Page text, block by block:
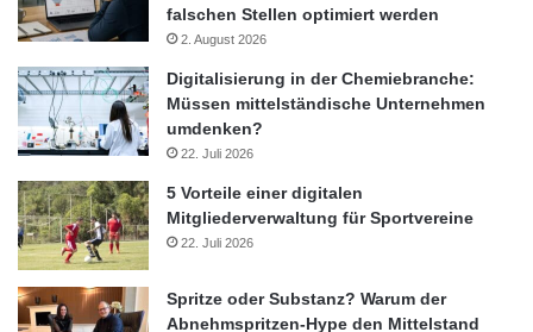
Lieferung.
Von allen im Moment diskutierten Logistik-Ideen wie der
Drohnen-, Kofferraum- oder Paketkasten-Zustellung, können
sich Online-Shopper am ehesten das Konzept der Same-Day-
Delivery vorstellen. Am wenigsten Interesse herrscht bei der
Kofferraum-Belieferung sowie bei der Luftzustellung per
Paketdrohne.
falschen Stellen optimiert werden
2. August 2026
Digitalisierung in der Chemiebranche:
Müssen mittelständische Unternehmen
umdenken?
22. Juli 2026
5 Vorteile einer digitalen
Mitgliederverwaltung für Sportvereine
22. Juli 2026
Spritze oder Substanz? Warum der
Abnehmspritzen-Hype den Mittelstand